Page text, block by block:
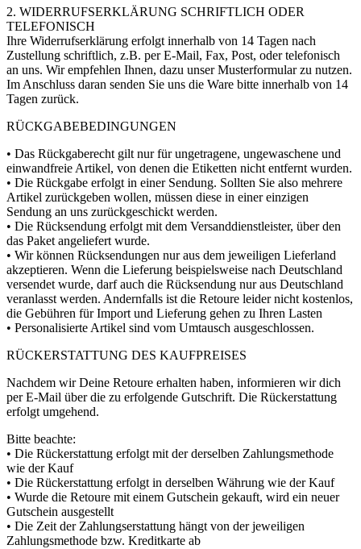
2. WIDERRUFSERKLÄRUNG SCHRIFTLICH ODER
TELEFONISCH
Ihre Widerrufserklärung erfolgt innerhalb von 14 Tagen nach
Zustellung schriftlich, z.B. per E-Mail, Fax, Post, oder telefonisch
an uns. Wir empfehlen Ihnen, dazu unser Musterformular zu nutzen.
Im Anschluss daran senden Sie uns die Ware bitte innerhalb von 14
Tagen zurück.
RÜCKGABEBEDINGUNGEN
• Das Rückgaberecht gilt nur für ungetragene, ungewaschene und
einwandfreie Artikel, von denen die Etiketten nicht entfernt wurden.
• Die Rückgabe erfolgt in einer Sendung. Sollten Sie also mehrere
Artikel zurückgeben wollen, müssen diese in einer einzigen
Sendung an uns zurückgeschickt werden.
• Die Rücksendung erfolgt mit dem Versanddienstleister, über den
das Paket angeliefert wurde.
• Wir können Rücksendungen nur aus dem jeweiligen Lieferland
akzeptieren. Wenn die Lieferung beispielsweise nach Deutschland
versendet wurde, darf auch die Rücksendung nur aus Deutschland
veranlasst werden. Andernfalls ist die Retoure leider nicht kostenlos,
die Gebühren für Import und Lieferung gehen zu Ihren Lasten
• Personalisierte Artikel sind vom Umtausch ausgeschlossen.
RÜCKERSTATTUNG DES KAUFPREISES
Nachdem wir Deine Retoure erhalten haben, informieren wir dich
per E-Mail über die zu erfolgende Gutschrift. Die Rückerstattung
erfolgt umgehend.
Bitte beachte:
• Die Rückerstattung erfolgt mit der derselben Zahlungsmethode
wie der Kauf
• Die Rückerstattung erfolgt in derselben Währung wie der Kauf
• Wurde die Retoure mit einem Gutschein gekauft, wird ein neuer
Gutschein ausgestellt
• Die Zeit der Zahlungserstattung hängt von der jeweiligen
Zahlungsmethode bzw. Kreditkarte ab